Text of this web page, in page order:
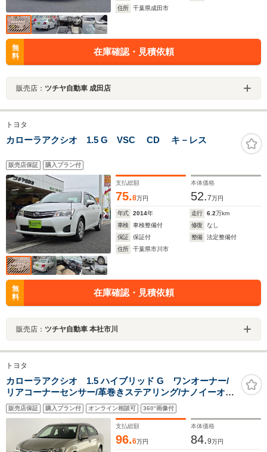
住所
千葉県成田市
無
料
在庫確認・見積依頼
販売店： ツチヤ自動車 成田店
トヨタ
カローラアクシオ 1.5 G VSC CD キ－レス
販売店保証 購入プラン付
支払総額
75.8万円
本体価格
52.7万円
年式 2014年 走行 6.2万km
車検
車検整備付 修復
なし
保証
保証付 整備
法定整備付
住所
千葉県市川市
無
料
在庫確認・見積依頼
販売店： ツチヤ自動車 本社市川
トヨタ
カローラアクシオ 1.5 ハイブリッド G ワンオーナー/
リアコーナーセンサー/革巻きステアリング/ナノイーオー
トエアコン/電動格納ミラー/キーレスキー/CDオーディオ
販売店保証 購入プラン付 オンライン相談可 360°画像付
支払総額
96.6万円
本体価格
84.9万円